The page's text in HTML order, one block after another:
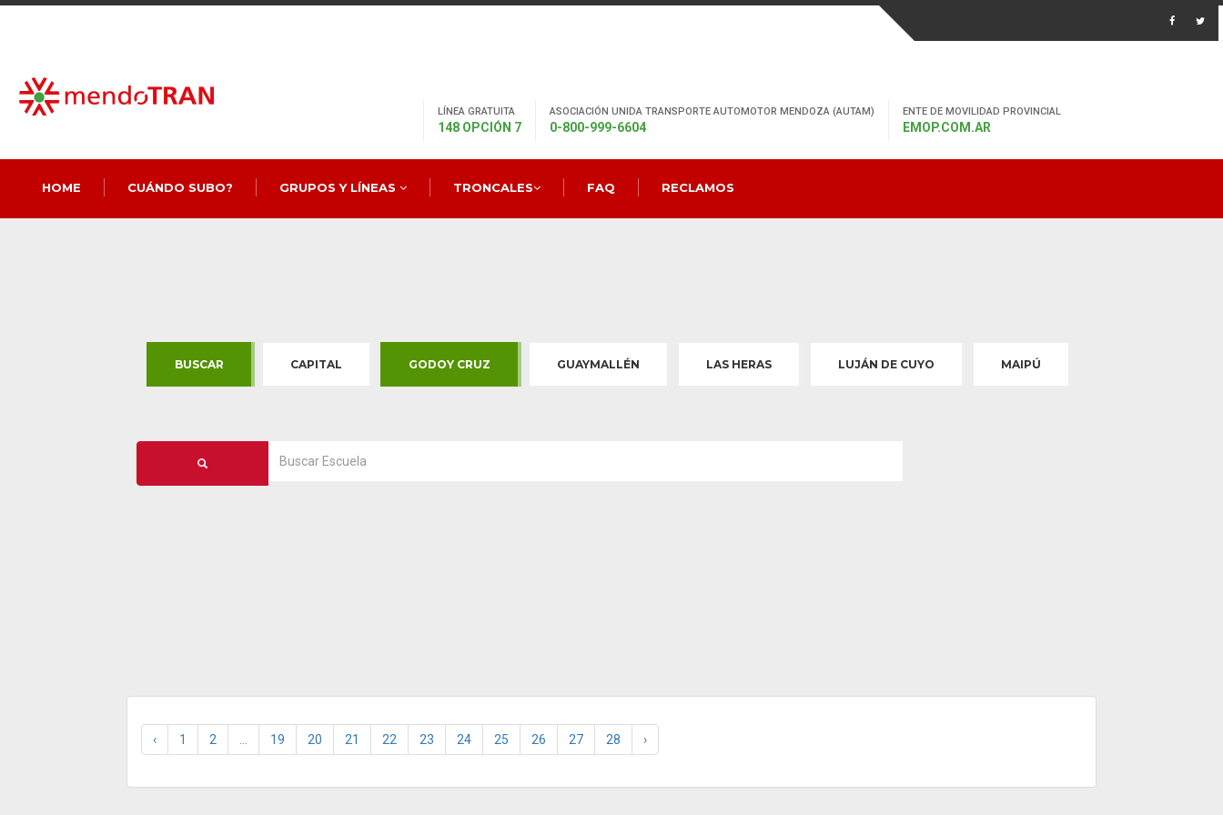
LÍNEA GRATUITA
148 OPCIÓN 7
ASOCIACIÓN UNIDA TRANSPORTE AUTOMOTOR MENDOZA (AUTAM)
0-800-999-6604
ENTE DE MOVILIDAD PROVINCIAL
EMOP.COM.AR
HOME CUÁNDO SUBO? GRUPOS Y LÍNEAS TRONCALES FAQ RECLAMOS
BUSCAR CAPITAL GODOY CRUZ GUAYMALLÉN LAS HERAS LUJÁN DE CUYO MAIPÚ
‹ 1 2 19 20 21 22 23 24 25 26 27 28 ›